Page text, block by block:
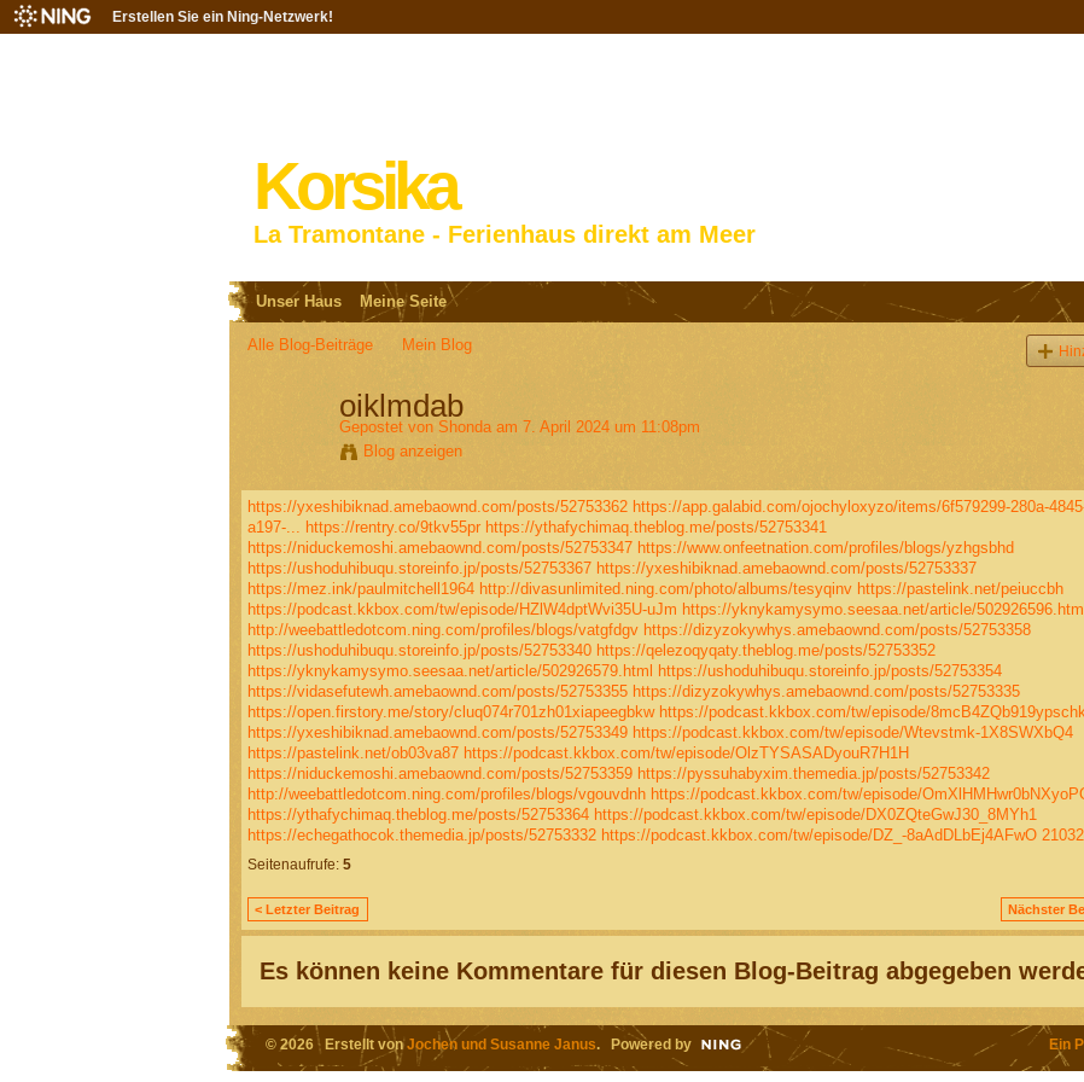
Erstellen Sie ein Ning-Netzwerk!
Korsika
La Tramontane - Ferienhaus direkt am Meer
Unser Haus Meine Seite
Alle Blog-Beiträge Mein Blog
oiklmdab
Gepostet von Shondaam 7. April 2024 um 11:08pm
Blog anzeigen
https://yxeshibiknad.amebaownd.com/posts/52753362 https://app.galabid.com/ojochyloxyzo/items/6f579299-280a-
a197-...
https://rentry.co/9tkv55pr https://ythafychimaq.theblog.me/posts/52753341
https://niduckemoshi.amebaownd.com/posts/52753347 https://www.onfeetnation.com/profiles/blogs/yzhgsbhd
https://ushoduhibuqu.storeinfo.jp/posts/52753367 https://yxeshibiknad.amebaownd.com/posts/52753337
https://mez.ink/paulmitchell1964 http://divasunlimited.ning.com/photo/albums/tesyqinv https://pastelink.net/peiuccbh
https://podcast.kkbox.com/tw/episode/HZlW4dptWvi35U-uJm https://yknykamysymo.seesaa.net/article/502926596.html
http://weebattledotcom.ning.com/profiles/blogs/vatgfdgv https://dizyzokywhys.amebaownd.com/posts/52753358
https://ushoduhibuqu.storeinfo.jp/posts/52753340 https://qelezoqyqaty.theblog.me/posts/52753352
https://yknykamysymo.seesaa.net/article/502926579.html
https://ushoduhibuqu.storeinfo.jp/posts/52753354
https://vidasefutewh.amebaownd.com/posts/52753355 https://dizyzokywhys.amebaownd.com/posts/52753335
https://open.firstory.me/story/cluq074r701zh01xiapeegbkw https://podcast.kkbox.com/tw/episode/
https://yxeshibiknad.amebaownd.com/posts/52753349 https://podcast.kkbox.com/tw/episode/Wtevstmk-1X8SWXbQ4
https://pastelink.net/ob03va87 https://podcast.kkbox.com/tw/episode/OlzTYSASADyouR7H1H
https://niduckemoshi.amebaownd.com/posts/52753359 https://pyssuhabyxim.themedia.jp/posts/52753342
http://weebattledotcom.ning.com/profiles/blogs/vgouvdnh https://podcast.kkbox.com/tw/episode/
https://ythafychimaq.theblog.me/posts/52753364 https://podcast.kkbox.com/tw/episode/DX0ZQteGwJ30_8MYh1
https://echegathocok.themedia.jp/posts/52753332 https://podcast.kkbox.com/tw/episode/DZ_-8aAdDLbEj4AFwO
Seitenaufrufe: 5
< Letzter Beitrag Nächster
Es können keine Kommentare für diesen Blog-Beitrag abgegeben
© 2026 Erstellt vonJochen und Susanne Janus. Powered by Ein